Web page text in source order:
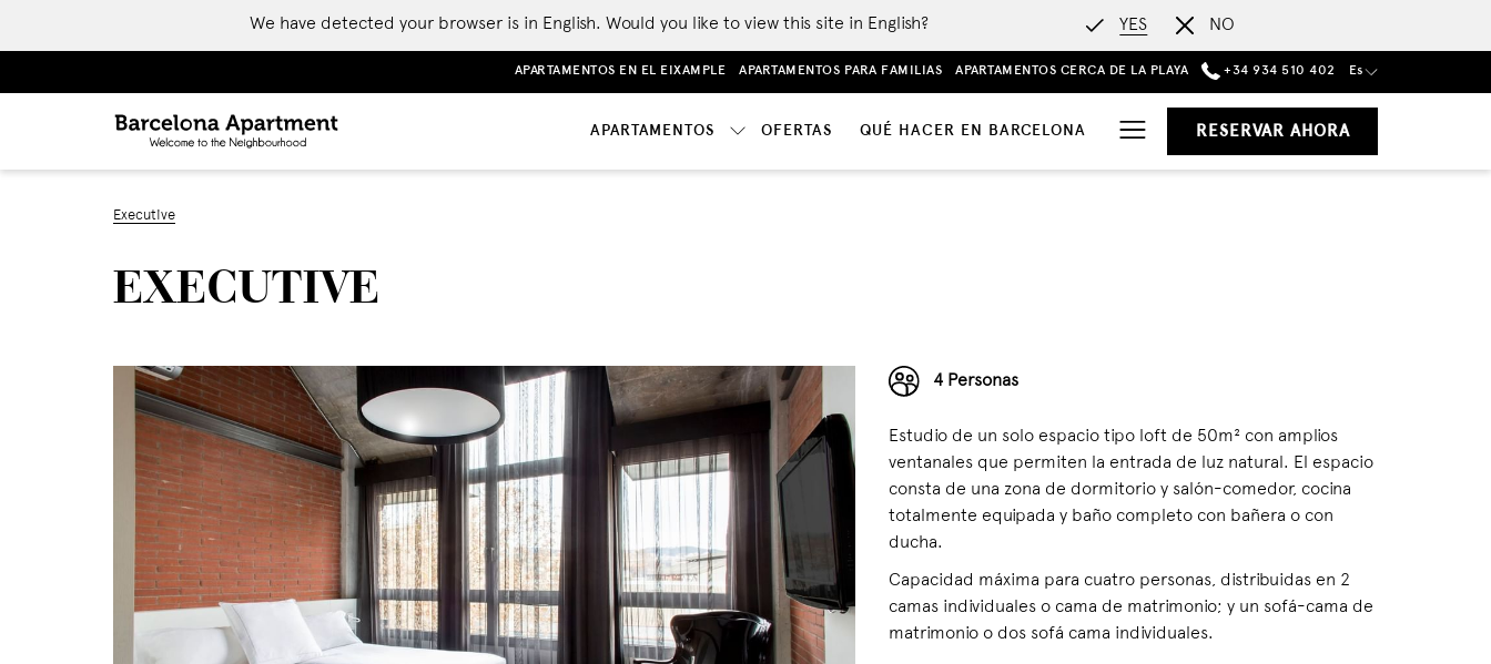
We have detected your browser is in English. Would you like to view this site in English? YES NO
APARTAMENTOS EN EL EIXAMPLE APARTAMENTOS PARA FAMILIAS APARTAMENTOS CERCA DE LA PLAYA +34 934 510 402 Es
APARTAMENTOS OFERTAS QUÉ HACER EN BARCELONA
Hamburger
Menu
RESERVAR AHORA
Executive
EXECUTIVE
4 Personas
Estudio de un solo espacio tipo loft de 50m² con amplios
ventanales que permiten la entrada de luz natural. El espacio
consta de una zona de dormitorio y salón-comedor, cocina
totalmente equipada y baño completo con bañera o con
ducha.
Capacidad máxima para cuatro personas, distribuidas en 2
camas individuales o cama de matrimonio; y un sofá-cama de
matrimonio o dos sofá cama individuales.